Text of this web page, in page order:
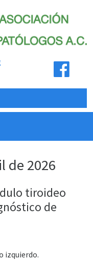
de 2026
tiroideo
de
izquierdo.